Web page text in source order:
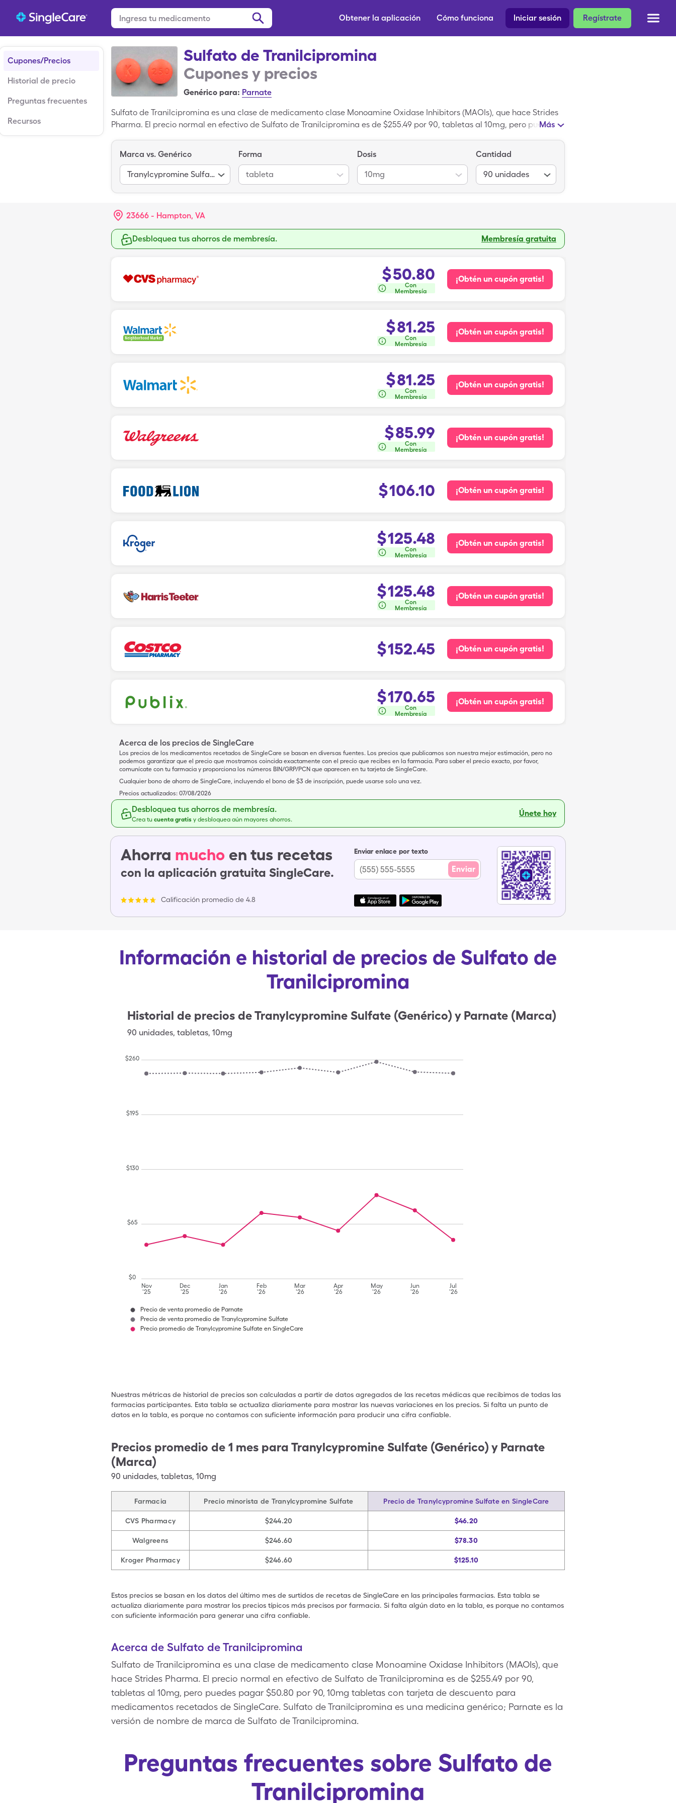
Regístrate
Iniciar sesión
Cómo funciona
Obtener la aplicación
Cupones/Precios
Historial de precio
Preguntas frecuentes
Recursos
Sulfato de Tranilcipromina
Cupones y precios
Genérico para: Parnate
Sulfato de Tranilcipromina es una clase de medicamento clase Monoamine Oxidase Inhibitors (MAOIs), que hace Strides
Pharma. El precio normal en efectivo de Sulfato de Tranilcipromina es de $255.49 por 90, tabletas al 10mg, pero puedes
Tranilcipromina es una medicina genérico; Parnate es la versión de nombre de marca de Sulfato de Tranilcipromina.
Más
Marca vs. Genérico
Tranylcypromine Sulfate
Forma
tableta
Dosis
10mg
Cantidad
90 unidades
23666 - Hampton, VA
Desbloquea tus ahorros de membresía. Membresía gratuita
$50.80
Con
Membresía
¡Obtén un cupón gratis!
$81.25
Con
Membresía
¡Obtén un cupón gratis!
$81.25
Con
Membresía
¡Obtén un cupón gratis!
$85.99
Con
Membresía
¡Obtén un cupón gratis!
$106.10 ¡Obtén un cupón gratis!
$125.48
Con
Membresía
¡Obtén un cupón gratis!
$125.48
Con
Membresía
¡Obtén un cupón gratis!
$152.45 ¡Obtén un cupón gratis!
$170.65
Con
Membresía
¡Obtén un cupón gratis!
Acerca de los precios de SingleCare
Los precios de los medicamentos recetados de SingleCare se basan en diversas fuentes. Los precios que publicamos son nuestra mejor estimación, pero no
podemos garantizar que el precio que mostramos coincida exactamente con el precio que recibes en la farmacia. Para saber el precio exacto, por favor,
comunícate con tu farmacia y proporciona los números BIN/GRP/PCN que aparecen en tu tarjeta de SingleCare.
Cualquier bono de ahorro de SingleCare, incluyendo el bono de $3 de inscripción, puede usarse solo una vez.
Precios actualizados: 07/08/2026
Desbloquea tus ahorros de membresía.
Crea tu cuenta gratis y desbloquea aún mayores ahorros.
Únete hoy
Ahorra mucho en tus recetas
con la aplicación gratuita SingleCare.
Calificación promedio de 4.8
Enviar enlace por texto
Enviar
Información e historial de precios de Sulfato de
Tranilcipromina
Historial de precios deTranylcypromine Sulfate (Genérico) y Parnate (Marca)
90 unidades, tabletas, 10mg
Nov
'25
Dec
'25
Jan
'26
Feb
'26
Mar
'26
Apr
'26
May
'26
Jun
'26
Jul
'26
$0
$65
$130
$195
$260
Precio de venta promedio de Parnate
Precio de venta promedio de Tranylcypromine Sulfate
Precio promedio de Tranylcypromine Sulfate en SingleCare
Nuestras métricas de historial de precios son calculadas a partir de datos agregados de las recetas médicas que recibimos de todas las
farmacias participantes. Esta tabla se actualiza diariamente para mostrar las nuevas variaciones en los precios. Si falta un punto de
datos en la tabla, es porque no contamos con suficiente información para producir una cifra confiable.
Precios promedio de 1 mes para Tranylcypromine Sulfate (Genérico) y Parnate
(Marca)
90 unidades, tabletas, 10mg
Farmacia Precio minorista de Tranylcypromine Sulfate Precio de Tranylcypromine Sulfate en SingleCare
CVS Pharmacy $244.20 $46.20
Walgreens $246.60 $78.30
Kroger Pharmacy $246.60 $125.10
Estos precios se basan en los datos del último mes de surtidos de recetas de SingleCare en las principales farmacias. Esta tabla se
actualiza diariamente para mostrar los precios típicos más precisos por farmacia. Si falta algún dato en la tabla, es porque no contamos
con suficiente información para generar una cifra confiable.
Acerca de Sulfato de Tranilcipromina
Sulfato de Tranilcipromina es una clase de medicamento clase Monoamine Oxidase Inhibitors (MAOIs), que
hace Strides Pharma. El precio normal en efectivo de Sulfato de Tranilcipromina es de $255.49 por 90,
tabletas al 10mg, pero puedes pagar $50.80 por 90, 10mg tabletas con tarjeta de descuento para
medicamentos recetados de SingleCare. Sulfato de Tranilcipromina es una medicina genérico; Parnate es la
versión de nombre de marca de Sulfato de Tranilcipromina.
Preguntas frecuentes sobre Sulfato de
Tranilcipromina